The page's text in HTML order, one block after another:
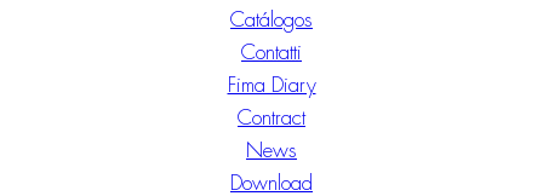
Catálogos
Contatti
Fima Diary
Contract
News
Download